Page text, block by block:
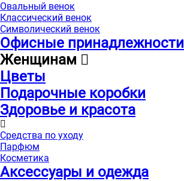
Овальный венок
Классический венок
Символический венок
Офисные принадлежности
Женщинам
Цветы
Подарочные коробки
Здоровье и красота
Средства по уходу
Парфюм
Косметика
Аксессуары и одежда